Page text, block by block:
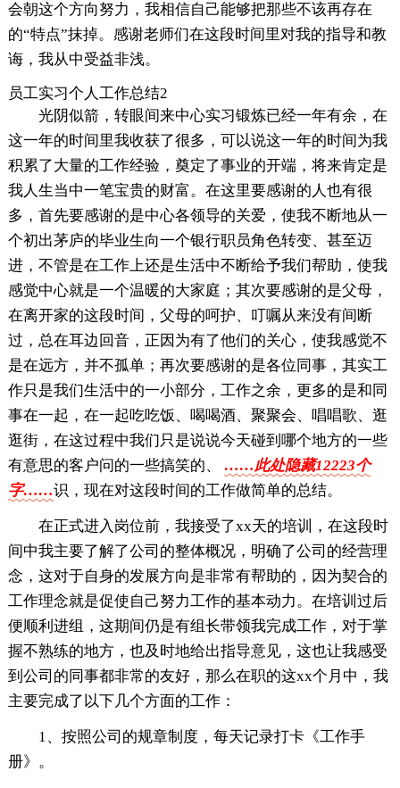
会朝这个方向努力，我相信自己能够把那些不该再存在
的“特点”抹掉。感谢老师们在这段时间里对我的指导和教
诲，我从中受益非浅。
员工实习个人工作总结2
光阴似箭，转眼间来中心实习锻炼已经一年有余，在
这一年的时间里我收获了很多，可以说这一年的时间为我
积累了大量的工作经验，奠定了事业的开端，将来肯定是
我人生当中一笔宝贵的财富。在这里要感谢的人也有很
多，首先要感谢的是中心各领导的关爱，使我不断地从一
个初出茅庐的毕业生向一个银行职员角色转变、甚至迈
进，不管是在工作上还是生活中不断给予我们帮助，使我
感觉中心就是一个温暖的大家庭；其次要感谢的是父母，
在离开家的这段时间，父母的呵护、叮嘱从来没有间断
过，总在耳边回音，正因为有了他们的关心，使我感觉不
是在远方，并不孤单；再次要感谢的是各位同事，其实工
作只是我们生活中的一小部分，工作之余，更多的是和同
事在一起，在一起吃吃饭、喝喝酒、聚聚会、唱唱歌、逛
逛街，在这过程中我们只是说说今天碰到哪个地方的一些
有意思的客户问的一些搞笑的、 ……此处隐藏12223个
字……识，现在对这段时间的工作做简单的总结。
在正式进入岗位前，我接受了xx天的培训，在这段时
间中我主要了解了公司的整体概况，明确了公司的经营理
念，这对于自身的发展方向是非常有帮助的，因为契合的
工作理念就是促使自己努力工作的基本动力。在培训过后
便顺利进组，这期间仍是有组长带领我完成工作，对于掌
握不熟练的地方，也及时地给出指导意见，这也让我感受
到公司的同事都非常的友好，那么在职的这xx个月中，我
主要完成了以下几个方面的工作：
1、按照公司的规章制度，每天记录打卡《工作手
册》。